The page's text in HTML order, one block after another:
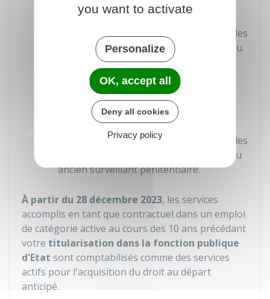
Au moins 12 ans dont la moitié de
manière consécutive, si vous êtes
fonctionnaire ou ancien fonctionnaire des
réseaux souterrains ou fonctionnaire ou
ancien fonctionnaire du corps des
identificateurs de l'institut médico-légal
Au moins 27 ans (y compris
éventuellement la durée du service
militaire obligatoire) si vous êtes
fonctionnaire ou ancien fonctionnaire des
services actifs de police ou surveillant ou
ancien surveillant pénitentiaire.
À partir du 28 décembre 2023, les services
accomplis en tant que contractuel dans un emploi
de catégorie active au cours des 10 ans précédant
votre titularisation dans la fonction publique
d'Etat sont comptabilisés comme des services
actifs pour l'acquisition du droit au départ
anticipé.
you want to activate
Personalize
OK, accept all
Deny all cookies
Privacy policy